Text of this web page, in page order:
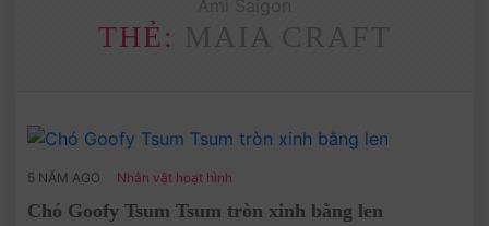
THẺ:
5 NĂM AGO Nhân vật hoạt hình
Chó Goofy Tsum Tsum tròn xinh bằng len